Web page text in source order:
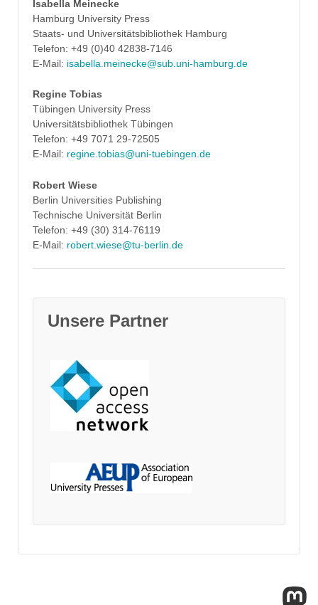
Isabella Meinecke
Hamburg University Press
Staats- und Universitätsbibliothek Hamburg
Telefon: +49 (0)40 42838-7146
E-Mail: isabella.meinecke@sub.uni-hamburg.de
Regine Tobias
Tübingen University Press
Universitätsbibliothek Tübingen
Telefon: +49 7071 29-72505
E-Mail: regine.tobias@uni-tuebingen.de
Robert Wiese
Berlin Universities Publishing
Technische Universität Berlin
Telefon: +49 (30) 314-76119
E-Mail: robert.wiese@tu-berlin.de
Unsere Partner